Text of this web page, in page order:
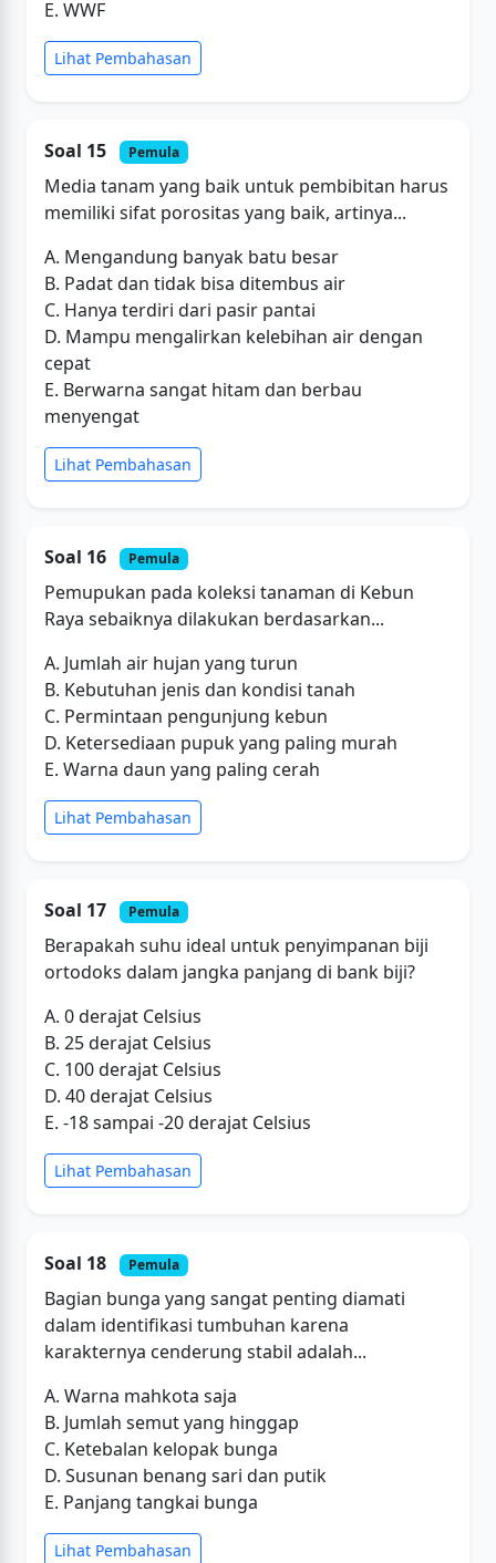
E. WWF
Lihat Pembahasan
Soal 15 Pemula
Media tanam yang baik untuk pembibitan harus
memiliki sifat porositas yang baik, artinya...
A. Mengandung banyak batu besar
B. Padat dan tidak bisa ditembus air
C. Hanya terdiri dari pasir pantai
D. Mampu mengalirkan kelebihan air dengan
cepat
E. Berwarna sangat hitam dan berbau
menyengat
Lihat Pembahasan
Soal 16 Pemula
Pemupukan pada koleksi tanaman di Kebun
Raya sebaiknya dilakukan berdasarkan...
A. Jumlah air hujan yang turun
B. Kebutuhan jenis dan kondisi tanah
C. Permintaan pengunjung kebun
D. Ketersediaan pupuk yang paling murah
E. Warna daun yang paling cerah
Lihat Pembahasan
Soal 17 Pemula
Berapakah suhu ideal untuk penyimpanan biji
ortodoks dalam jangka panjang di bank biji?
A. 0 derajat Celsius
B. 25 derajat Celsius
C. 100 derajat Celsius
D. 40 derajat Celsius
E. -18 sampai -20 derajat Celsius
Lihat Pembahasan
Soal 18 Pemula
Bagian bunga yang sangat penting diamati
dalam identifikasi tumbuhan karena
karakternya cenderung stabil adalah...
A. Warna mahkota saja
B. Jumlah semut yang hinggap
C. Ketebalan kelopak bunga
D. Susunan benang sari dan putik
E. Panjang tangkai bunga
Lihat Pembahasan